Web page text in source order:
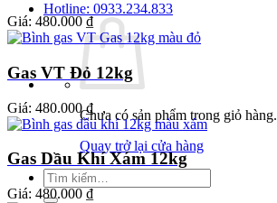
Hotline: 0933.234.833
Chưa có sản phẩm trong giỏ hàng.
Quay trở lại cửa hàng
Tìm
kiếm:
Giá: 480.000 ₫
Gas VT Đỏ 12kg
Giá: 480.000 ₫
Gas Dầu Khí Xám 12kg
Giá: 480.000 ₫